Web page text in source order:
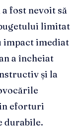
fost nevoit să
limitat
imediat
a încheiat
și la
eforturi
durabile.